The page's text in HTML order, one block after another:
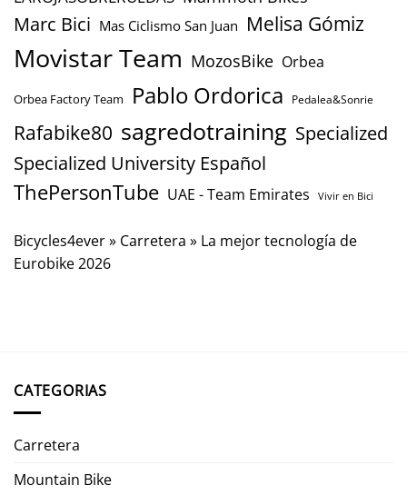
Marc Bici Mas Ciclismo San Juan Melisa Gómiz
Movistar Team MozosBike Orbea
Orbea Factory Team Pablo Ordorica Pedalea&Sonrie
Rafabike80 sagredotraining Specialized
Specialized University Español
ThePersonTube UAE - Team Emirates Vivir en Bici
Bicycles4ever» Carretera » La mejor tecnología de
Eurobike 2026
CATEGORIAS
Carretera
Mountain Bike